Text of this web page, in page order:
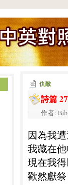
仇敵
詩篇
作者:
因為我
我藏在
現在我
歡然獻